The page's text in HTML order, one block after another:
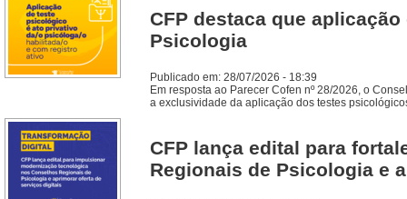
CFP destaca que
Psicologia
Publicado em: 28/07/2026 - 18:39
Em resposta ao Parecer Cofen nº 28/2026, o
a exclusividade da aplicação dos testes
CFP lança edital para
Regionais de Psicologia e